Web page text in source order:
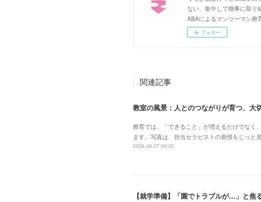
ない、集中して物事に取り
ABAによるマンツーマン療
フォロー
関連記事
教室の風景：人とのつながりが育つ、大
療育では、「できること」が増えるだけでなく
ます。写真は、担当セラピストの表情をじっと
2026.08.07 00:35
【就学準備】「園でトラブルが…」と焦